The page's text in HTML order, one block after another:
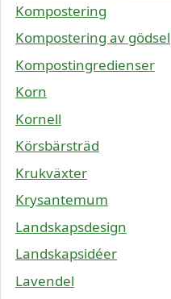
Kompostering
Kompostering av gödsel
Kompostingredienser
Korn
Kornell
Körsbärsträd
Krukväxter
Krysantemum
Landskapsdesign
Landskapsidéer
Lavendel